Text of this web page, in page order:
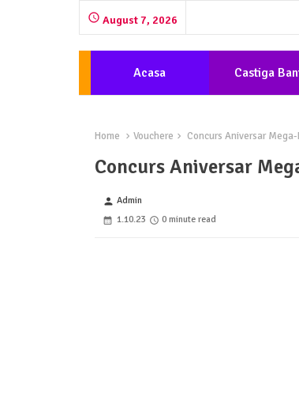
August 7, 2026
Acasa Castiga
Home Vouchere Concurs Aniversar
Concurs Aniversar
person Admin
1.10.23
0 minute read